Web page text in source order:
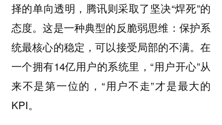
择的单向透明，腾讯则采取了坚决“焊死”的
态度。这是一种典型的反脆弱思维：保护系
统最核心的稳定，可以接受局部的不满。在
一个拥有14亿用户的系统里，“用户开心”从
来不是第一位的，“用户不走”才是最大的
KPI。